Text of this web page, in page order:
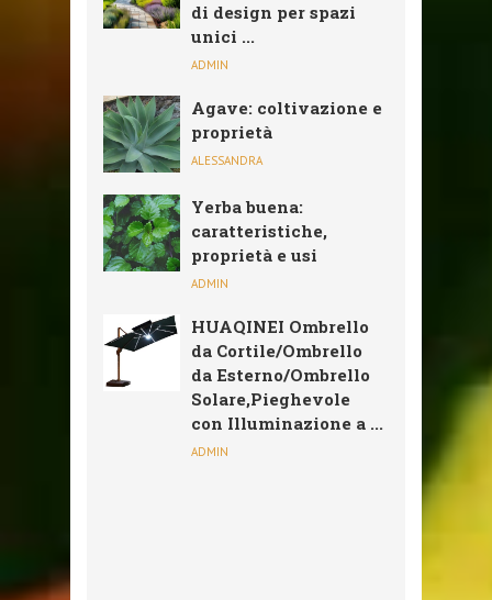
di design per spazi
unici ...
ADMIN
Agave: coltivazione e
proprietà
ALESSANDRA
Yerba buena:
caratteristiche,
proprietà e usi
ADMIN
HUAQINEI Ombrello
da Cortile/Ombrello
da Esterno/Ombrello
Solare,Pieghevole
con Illuminazione a ...
ADMIN